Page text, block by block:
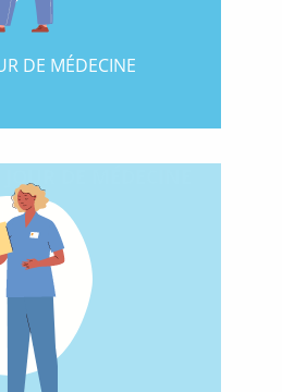
DE MÉDECINE
DE MÉDECINE